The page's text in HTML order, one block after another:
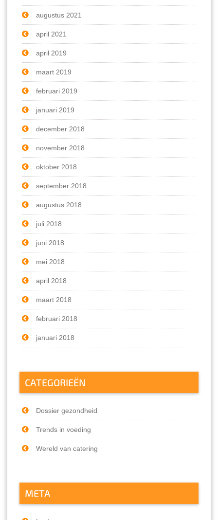
augustus 2021
april 2021
april 2019
maart 2019
februari 2019
januari 2019
december 2018
november 2018
oktober 2018
september 2018
augustus 2018
juli 2018
juni 2018
mei 2018
april 2018
maart 2018
februari 2018
januari 2018
CATEGORIEËN
Dossier gezondheid
Trends in voeding
Wereld van catering
META